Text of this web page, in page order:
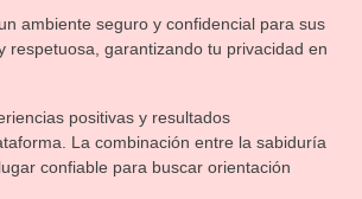
ambiente seguro y confidencial para sus
respetuosa, garantizando tu privacidad en
positivas y resultados
La combinación entre la sabiduría
confiable para buscar orientación